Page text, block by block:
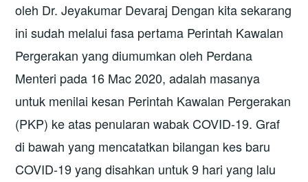
oleh Dr. Jeyakumar Devaraj Dengan kita sekarang
ini sudah melalui fasa pertama Perintah Kawalan
Pergerakan yang diumumkan oleh Perdana
Menteri pada 16 Mac 2020, adalah masanya
untuk menilai kesan Perintah Kawalan Pergerakan
(PKP) ke atas penularan wabak COVID-19. Graf
di bawah yang mencatatkan bilangan kes baru
COVID-19 yang disahkan untuk 9 hari yang lalu